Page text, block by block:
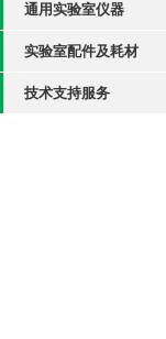
通用实验室仪器
实验室配件及耗材
技术支持服务